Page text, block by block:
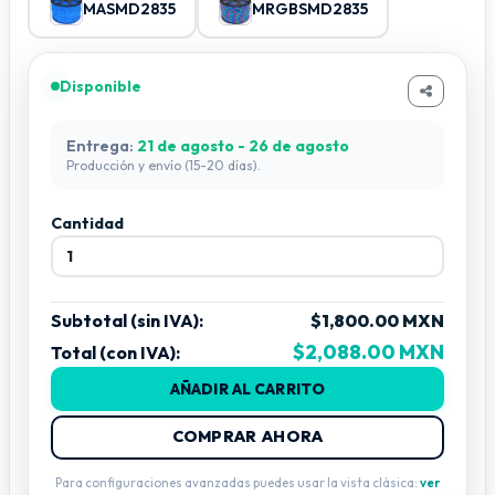
Instalar siguiendo las recomendaciones de seguridad
eléctrica.
MASMD2835 MRGBSMD2835
Disponible
Entrega: 21 de agosto - 26 de agosto
Producción y envío (15-20 días).
Cantidad
Subtotal (sin IVA):
$1,800.00 MXN
Total (con IVA):
$2,088.00 MXN
AÑADIR AL CARRITO
COMPRAR AHORA
Para configuraciones avanzadas puedes usar la vista clásica: ver